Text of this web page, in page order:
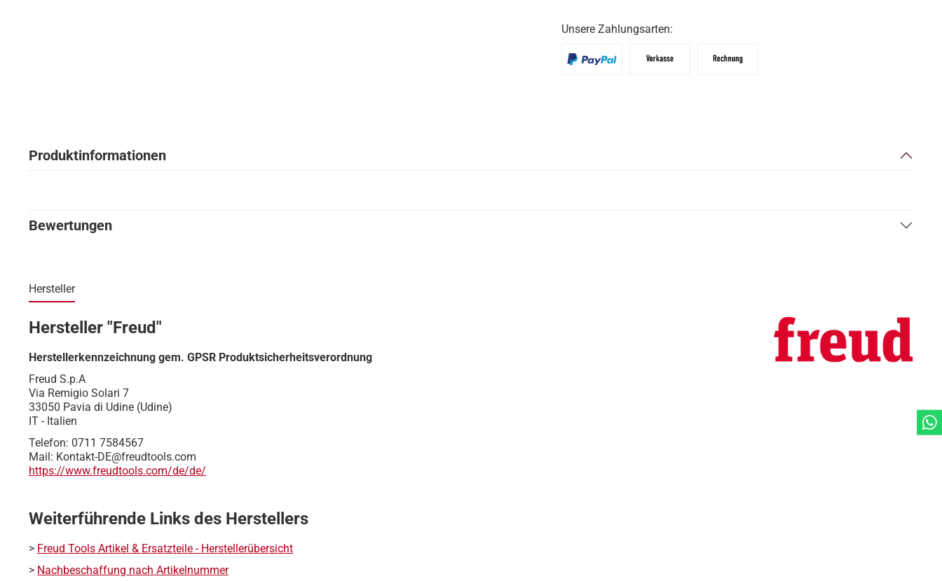
Unsere Zahlungsarten:
Produktinformationen
Bewertungen
Hersteller
Hersteller "Freud"
Herstellerkennzeichnung gem. GPSR Produktsicherheitsverordnung
Freud S.p.A
Via Remigio Solari 7
33050 Pavia di Udine (Udine)
IT - Italien
Telefon: 0711 7584567
Mail: Kontakt-DE@freudtools.com
https://www.freudtools.com/de/de/
Weiterführende Links des Herstellers
> Freud Tools Artikel & Ersatzteile - Herstellerübersicht
> Nachbeschaffung nach Artikelnummer